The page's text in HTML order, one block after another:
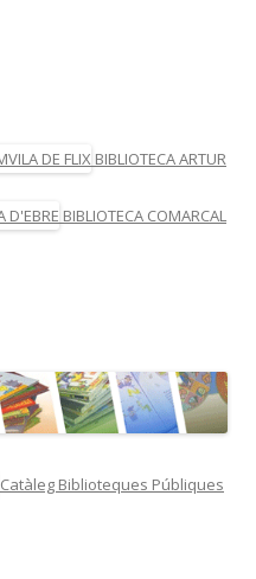
BIBLIOTECA ARTUR
BIBLIOTECA COMARCAL
Catàleg Biblioteques Públiques